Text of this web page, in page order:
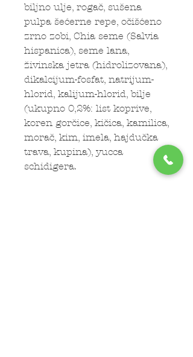
biljno ulje, rogač, sušena
pulpa šećerne repe, očišćeno
zrno zobi, Chia seme (Salvia
hispanica), seme lana,
živinska jetra (hidrolizovana),
dikalcijum-fosfat, natrijum-
hlorid, kalijum-hlorid, bilje
(ukupno 0,2%: list koprive,
koren gorčice, kičica, kamilica,
morač, kim, imela, hajdučka
trava, kupina), yucca
schidigera.